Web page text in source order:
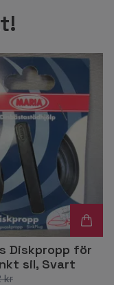
Diskpropp för
sil, Svart
kr